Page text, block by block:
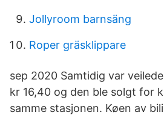
Jollyroom barnsäng
Roper gräsklippare
sep 2020 Samtidig var
kr 16,40 og den ble solgt for
samme stasjonen. Køen av